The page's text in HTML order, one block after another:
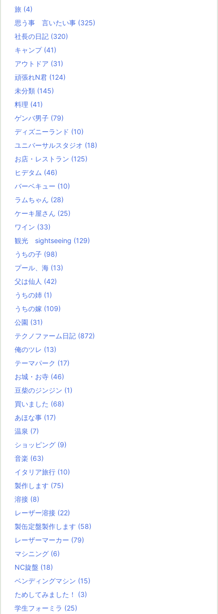
旅 (4)
思う事 言いたい事 (325)
社長の日記 (320)
キャンプ (41)
アウトドア (31)
頑張れN君 (124)
未分類 (145)
料理 (41)
ゲンバ男子 (79)
ディズニーランド (10)
ユニバーサルスタジオ (18)
お店・レストラン (125)
ヒデタム (46)
バーベキュー (10)
ラムちゃん (28)
ケーキ屋さん (25)
ワイン (33)
観光 sightseeing (129)
うちの子 (98)
プール、海 (13)
父は仙人 (42)
うちの姉 (1)
うちの嫁 (109)
公園 (31)
テクノファーム日記 (872)
俺のツレ (13)
テーマパーク (17)
お城・お寺 (46)
豆柴のジンジン (1)
買いました (68)
あほな事 (17)
温泉 (7)
ショッピング (9)
音楽 (63)
イタリア旅行 (10)
製作します (75)
溶接 (8)
レーザー溶接 (22)
製缶定盤製作します (58)
レーザーマーカー (79)
マシニング (6)
NC旋盤 (18)
ベンディングマシン (15)
ためしてみました！ (3)
学生フォーミラ (25)